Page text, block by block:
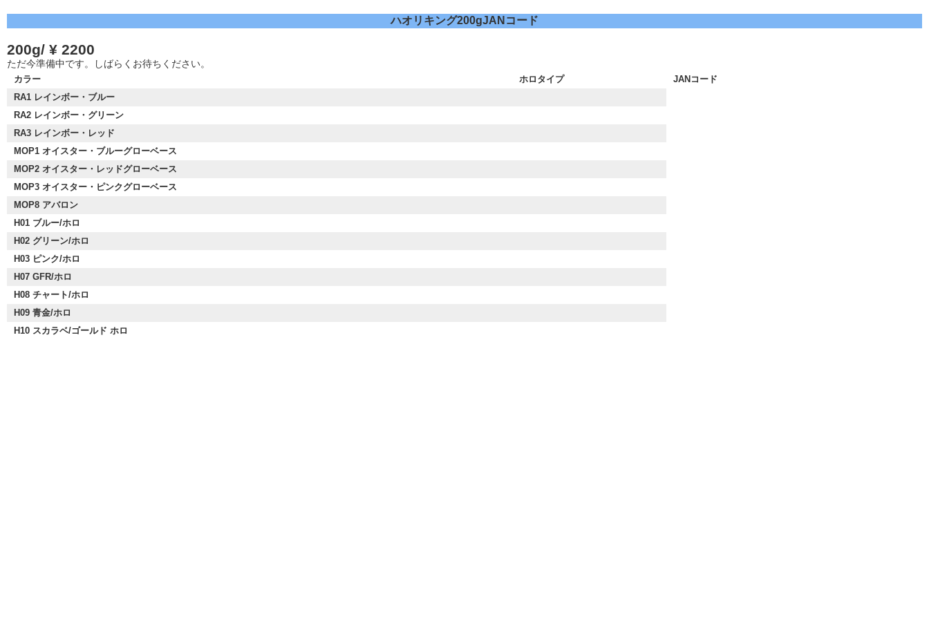
ハオリキング200gJANコード
200g/ ¥ 2200
ただ今準備中です。しばらくお待ちください。
カラー ホロタイプ
JANコード
RA1 レインボー・ブルー
RA2 レインボー・グリーン
RA3 レインボー・レッド
MOP1 オイスター・ブルーグローベース
MOP2 オイスター・レッドグローベース
MOP3 オイスター・ピンクグローベース
MOP8 アバロン
H01 ブルー/ホロ
H02 グリーン/ホロ
H03 ピンク/ホロ
H07 GFR/ホロ
H08 チャート/ホロ
H09 青金/ホロ
H10 スカラベ/ゴールド ホロ